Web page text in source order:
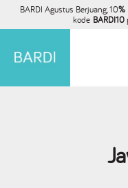
BARDI Agustus Berjuang, 10%
kode BARDI10